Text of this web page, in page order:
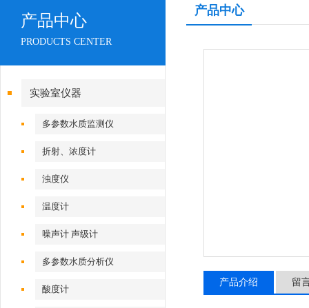
产品中心
PRODUCTS CENTER
实验室仪器
多参数水质监测仪
折射、浓度计
浊度仪
温度计
噪声计 声级计
多参数水质分析仪
酸度计
产品中心
产品介绍 留